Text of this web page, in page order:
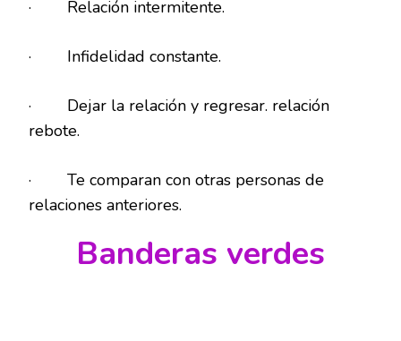
· Relación intermitente.
· Infidelidad constante.
· Dejar la relación y regresar. relación
rebote.
· Te comparan con otras personas de
relaciones anteriores.
Banderas verdes